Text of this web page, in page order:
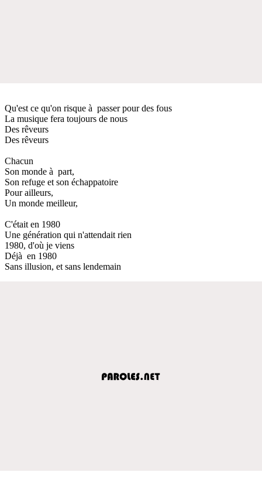
Qu'est ce qu'on risque à passer pour des fous
La musique fera toujours de nous
Des rêveurs
Des rêveurs
Chacun
Son monde à part,
Son refuge et son échappatoire
Pour ailleurs,
Un monde meilleur,
C'était en 1980
Une génération qui n'attendait rien
1980, d'où je viens
Déjà en 1980
Sans illusion, et sans lendemain